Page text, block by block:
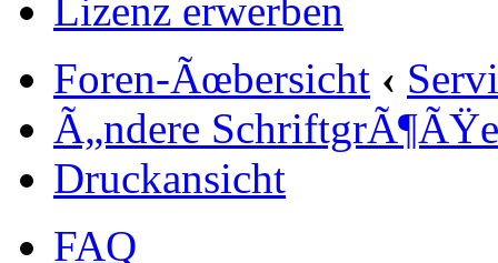
Lizenz erwerben
Foren-Ãœbersicht ‹
Ã„ndere SchriftgrÃ¶ÃŸe
Druckansicht
FAQ